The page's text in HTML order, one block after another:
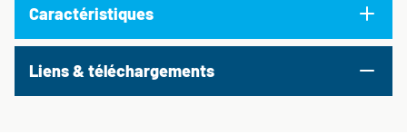
Caractéristiques
Liens & téléchargements